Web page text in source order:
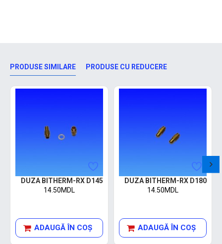
PRODUSE SIMILARE PRODUSE CU REDUCERE
DUZA BITHERM-RX D145
14.50MDL
ADAUGĂ ÎN COŞ
DUZA BITHERM-RX D180
14.50MDL
ADAUGĂ ÎN COŞ